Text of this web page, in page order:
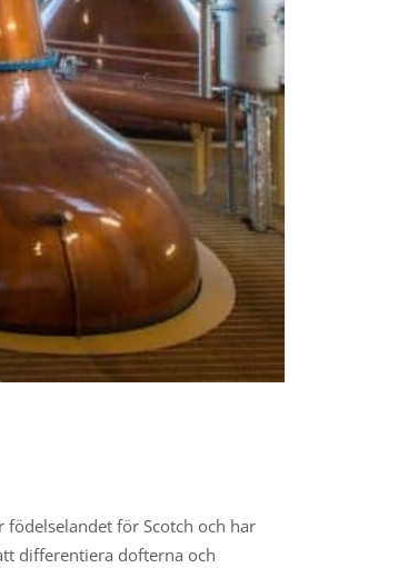
för Scotch och har
differentiera dofterna och